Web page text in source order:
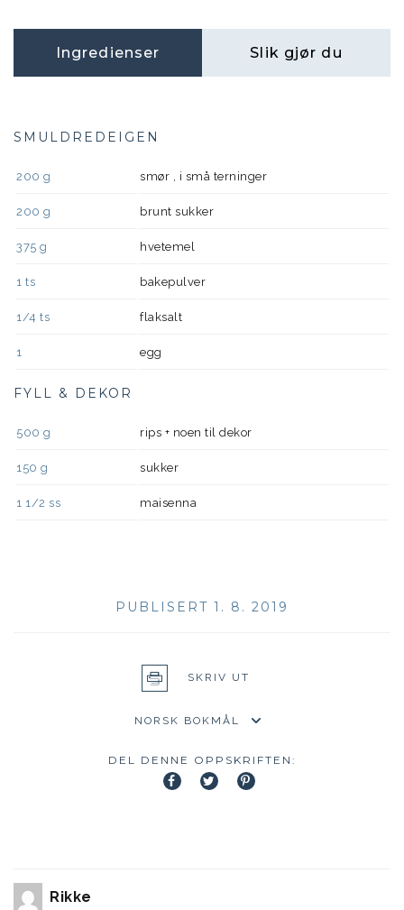
Ingredienser Slik gjør du
SMULDREDEIGEN
200 g smør , i små terninger
200 g brunt sukker
375 g hvetemel
1 ts bakepulver
1/4 ts flaksalt
1 egg
FYLL & DEKOR
500 g rips + noen til dekor
150 g sukker
1 1/2 ss maisenna
PUBLISERT 1. 8. 2019
SKRIV UT
DEL DENNE OPPSKRIFTEN:
Rikke